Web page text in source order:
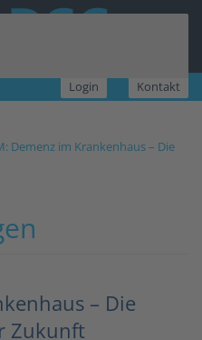
Login Kontakt
Demenz im Krankenhaus – Die
– Die
Zukunft